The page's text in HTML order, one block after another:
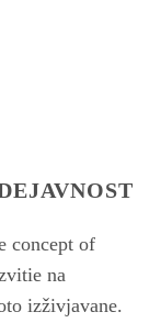
concept of
na
izživjavane.